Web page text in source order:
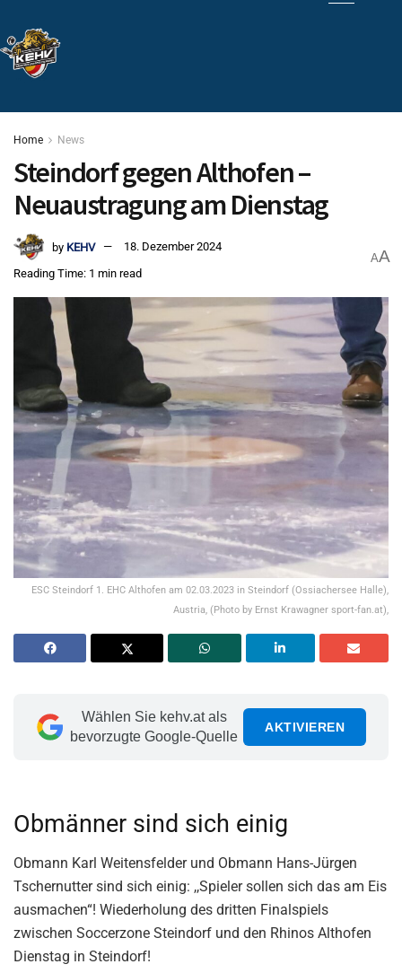
Home News
Steindorf gegen Althofen –
Neuaustragung am Dienstag
by KEHV
18. Dezember 2024
Reading Time: 1 min read
AA
ESC Steindorf 1. EHC Althofen am 02.03.2023 in Steindorf (Ossiachersee Halle),
Austria, (Photo by Ernst Krawagner sport-fan.at),
Wählen Sie kehv.at als
bevorzugte Google-Quelle
AKTIVIEREN
Obmänner sind sich einig
Obmann Karl Weitensfelder und Obmann Hans-Jürgen
Tschernutter sind sich einig: ,,Spieler sollen sich das am Eis
ausmachen“! Wiederholung des dritten Finalspiels
zwischen Soccerzone Steindorf und den Rhinos Althofen
Dienstag in Steindorf!